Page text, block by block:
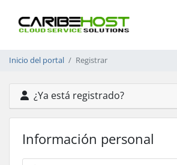
Inicio del portal Registrar
¿Ya está registrado?
Información personal